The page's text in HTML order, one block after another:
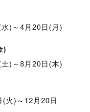
)～4月20日(月)
)
)～8月20日(木)
火)～12月20日